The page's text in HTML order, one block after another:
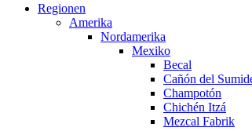
Regionen
Amerika
Nordamerika
Mexiko
Becal
Cañón del
Champotón
Chichén Itzá
Mezcal Fabrik